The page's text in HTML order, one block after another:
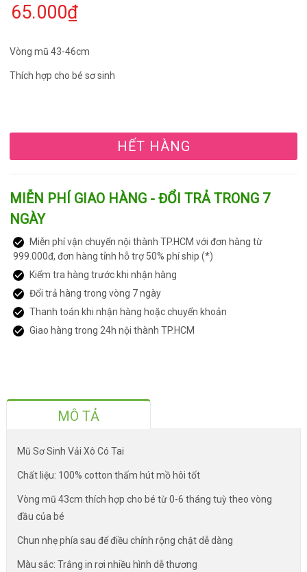
65.000₫
Vòng mũ 43-46cm
Thích hợp cho bé sơ sinh
HẾT HÀNG
MIỄN PHÍ GIAO HÀNG - ĐỔI TRẢ TRONG 7
NGÀY
Miễn phí vận chuyển nội thành TP.HCM với đơn hàng từ
999.000đ, đơn hàng tỉnh hỗ trợ 50% phí ship (*)
Kiểm tra hàng trước khi nhận hàng
Đổi trả hàng trong vòng 7 ngày
Thanh toán khi nhận hàng hoặc chuyển khoản
Giao hàng trong 24h nội thành TP.HCM
MÔ TẢ
Mũ Sơ Sinh Vải Xô Có Tai
Chất liệu: 100% cotton thấm hút mồ hôi tốt
Vòng mũ 43cm thích hợp cho bé từ 0-6 tháng tuỳ theo vòng
đầu của bé
Chun nhẹ phía sau để điều chỉnh rộng chật dễ dàng
Màu sắc: Trắng in rơi nhiều hình dễ thương